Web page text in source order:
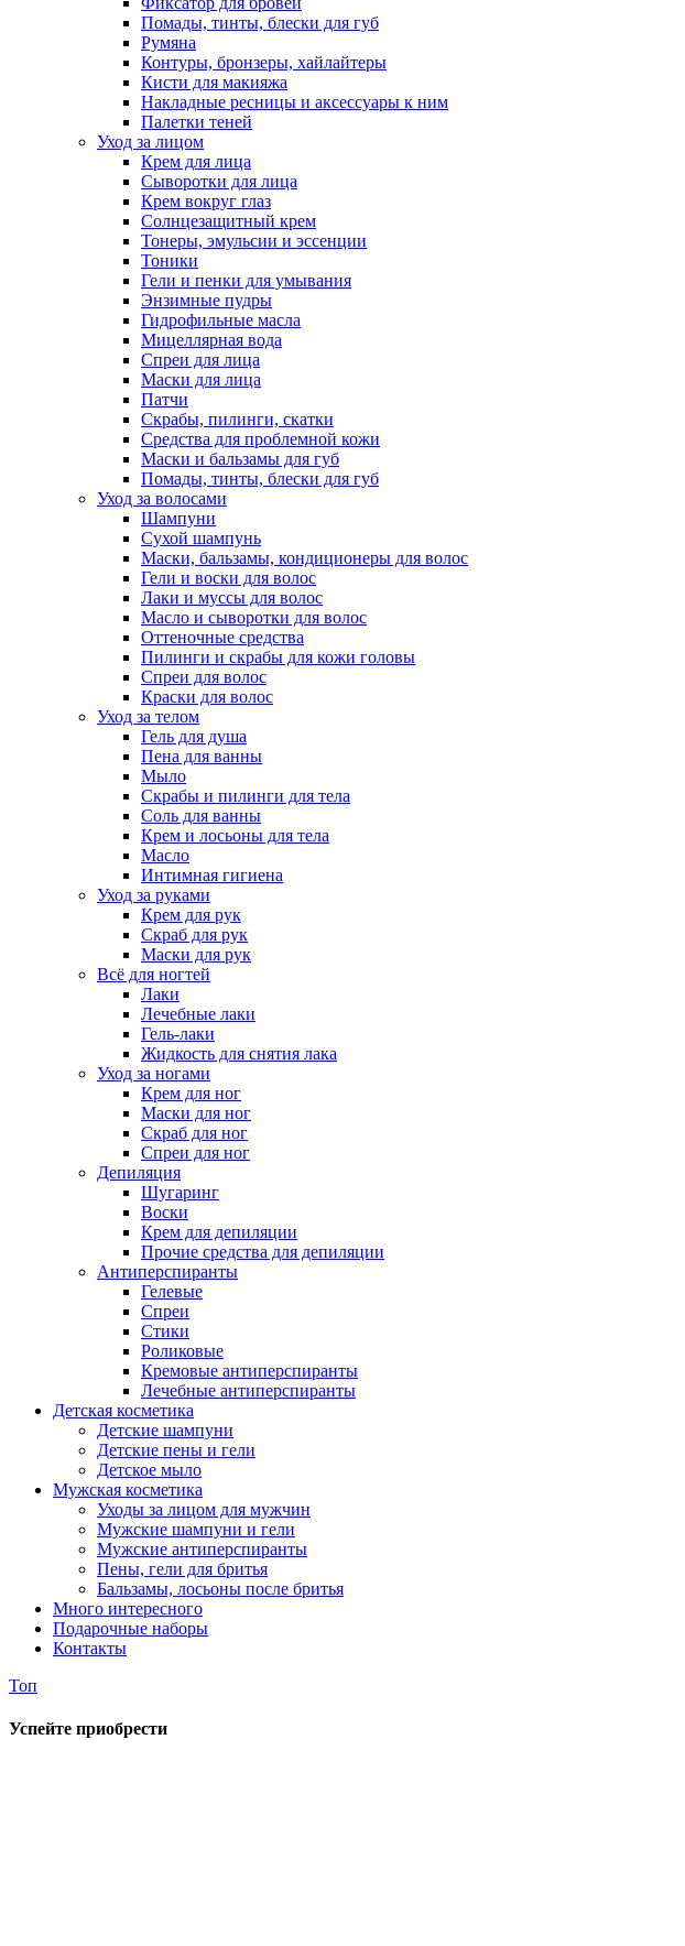
Помады, тинты, блески для губ
Румяна
Контуры, бронзеры, хайлайтеры
Кисти для макияжа
Накладные ресницы и аксессуары к ним
Палетки теней
Уход за лицом
Крем для лица
Сыворотки для лица
Крем вокруг глаз
Солнцезащитный крем
Тонеры, эмульсии и эссенции
Тоники
Гели и пенки для умывания
Энзимные пудры
Гидрофильные масла
Мицеллярная вода
Спреи для лица
Маски для лица
Патчи
Скрабы, пилинги, скатки
Средства для проблемной кожи
Маски и бальзамы для губ
Помады, тинты, блески для губ
Уход за волосами
Шампуни
Сухой шампунь
Маски, бальзамы, кондиционеры для волос
Гели и воски для волос
Лаки и муссы для волос
Масло и сыворотки для волос
Оттеночные средства
Пилинги и скрабы для кожи головы
Спреи для волос
Краски для волос
Уход за телом
Гель для душа
Пена для ванны
Мыло
Скрабы и пилинги для тела
Соль для ванны
Крем и лосьоны для тела
Масло
Интимная гигиена
Уход за руками
Крем для рук
Скраб для рук
Маски для рук
Всё для ногтей
Лаки
Лечебные лаки
Гель-лаки
Жидкость для снятия лака
Уход за ногами
Крем для ног
Маски для ног
Скраб для ног
Спреи для ног
Депиляция
Шугаринг
Воски
Крем для депиляции
Прочие средства для депиляции
Антиперспиранты
Гелевые
Спреи
Стики
Роликовые
Кремовые антиперспиранты
Лечебные антиперспиранты
Детская косметика
Детские шампуни
Детские пены и гели
Детское мыло
Мужская косметика
Уходы за лицом для мужчин
Мужские шампуни и гели
Мужские антиперспиранты
Пены, гели для бритья
Бальзамы, лосьоны после бритья
Много интересного
Подарочные наборы
Контакты
Топ
Успейте приобрести